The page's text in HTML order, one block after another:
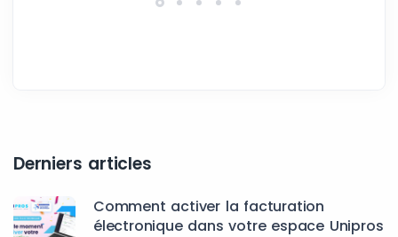
Derniers articles
Comment activer la facturation
électronique dans votre espace Unipros